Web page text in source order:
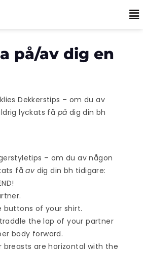
på/av dig en
Dekkerstips – om du av
lyckats få på dig din bh
– om du av någon
fåav dig din bh tidigare:
buttons of your shirt.
the lap of your partner
body forward.
breasts are horizontal with the